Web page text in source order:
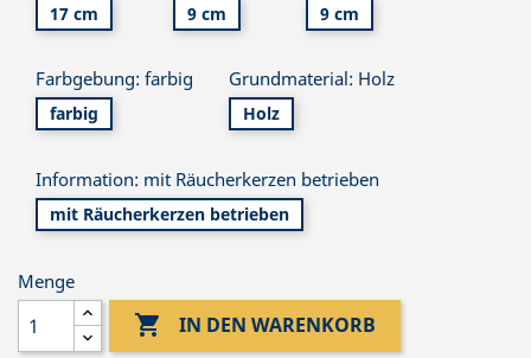
17 cm 9 cm 9 cm
Farbgebung: farbig
farbig
Grundmaterial: Holz
Holz
Information: mit Räucherkerzen betrieben
mit Räucherkerzen betrieben
Menge
 IN DEN WARENKORB